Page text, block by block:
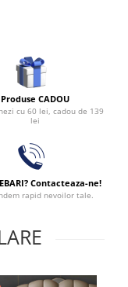
Produse CADOU
cu 60 lei, cadou de 139
lei
Contacteaza-ne!
rapid nevoilor tale.